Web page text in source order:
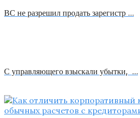
ВС не разрешил продать зарегистр …
С управляющего взыскали убытки, …